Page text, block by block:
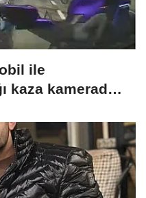
ile
kaza kamerada: